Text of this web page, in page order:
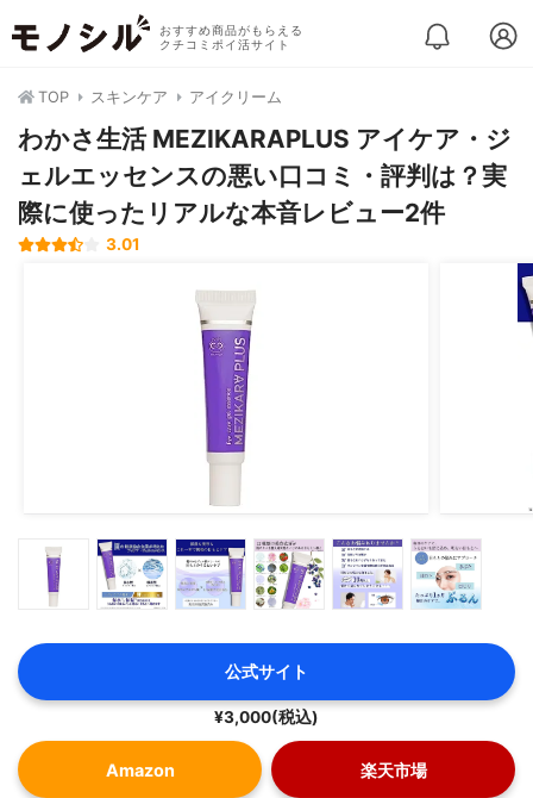
おすすめ商品がもらえる
クチコミポイ活サイト
TOP スキンケア アイクリーム
わかさ生活 MEZIKARAPLUS アイケア・ジ
ェルエッセンスの悪い口コミ・評判は？実
際に使ったリアルな本音レビュー2件
3.01
公式サイト
¥3,000(税込)
Amazon 楽天市場